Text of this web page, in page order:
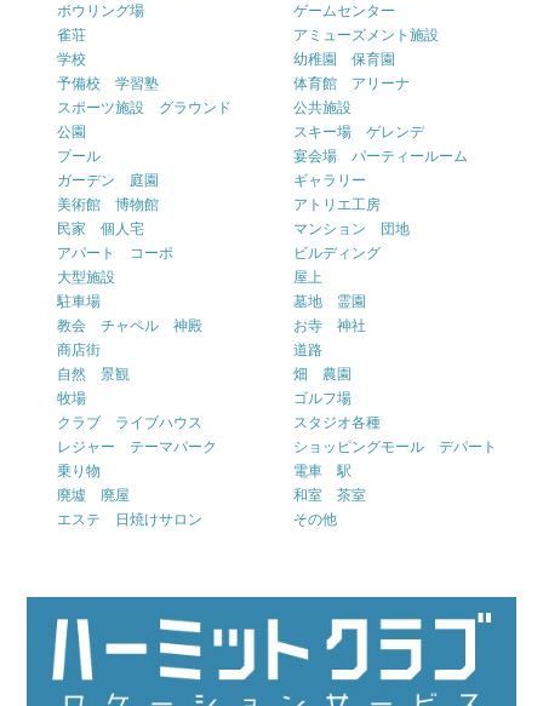
ボウリング場
ゲームセンター
雀荘
アミューズメント施設
学校
幼稚園 保育園
予備校 学習塾
体育館 アリーナ
スポーツ施設 グラウンド
公共施設
公園
スキー場 ゲレンデ
プール
宴会場 パーティールーム
ガーデン 庭園
ギャラリー
美術館 博物館
アトリエ工房
民家 個人宅
マンション 団地
アパート コーポ
ビルディング
大型施設
屋上
駐車場
墓地 霊園
教会 チャペル 神殿
お寺 神社
商店街
道路
自然 景観
畑 農園
牧場
ゴルフ場
クラブ ライブハウス
スタジオ各種
レジャー テーマパーク
ショッピングモール デパート
乗り物
電車 駅
廃墟 廃屋
和室 茶室
エステ 日焼けサロン
その他